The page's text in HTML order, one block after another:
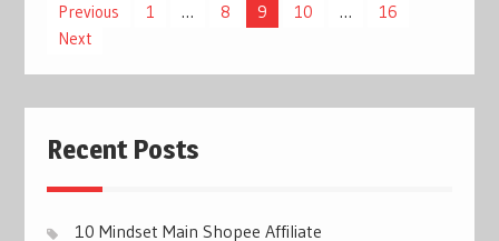
Posts
pagination
Previous 1 … 8 9 10 …
16
Next
Recent Posts
10 Mindset Main Shopee Affiliate